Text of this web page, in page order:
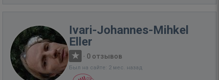
Ivari-Johannes-Mihkel
Eller
· 0 отзывов
Был на сайте: 2 мес. назад